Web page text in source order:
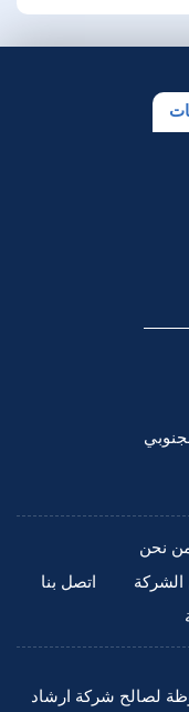
نحن
اتصل بنا
محفوظة لصالح شركة ارشاد